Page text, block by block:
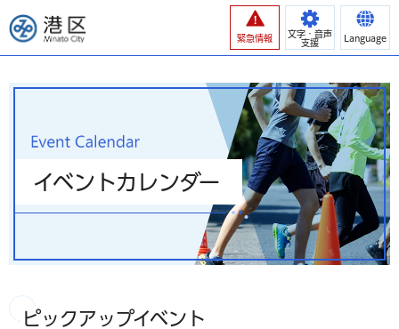
港区
緊急情報
文字・音声
支援
Language
イベントカレンダー
ピックアップイベント